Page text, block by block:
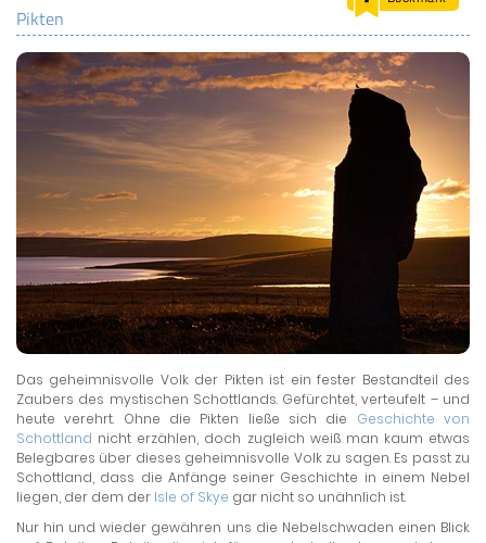
LERNCENTER
ENGLISCH
ENGLAND ZUHAUSE
BRITISH SHOP
Pikten
Das geheimnisvolle Volk der Pikten ist ein fester Bestandteil des
Zaubers des mystischen Schottlands. Gefürchtet, verteufelt – und
heute verehrt. Ohne die Pikten ließe sich die Geschichte von
Schottland nicht erzählen, doch zugleich weiß man kaum etwas
Belegbares über dieses geheimnisvolle Volk zu sagen. Es passt zu
Schottland, dass die Anfänge seiner Geschichte in einem Nebel
liegen, der dem der Isle of Skye gar nicht so unähnlich ist.
Nur hin und wieder gewähren uns die Nebelschwaden einen Blick